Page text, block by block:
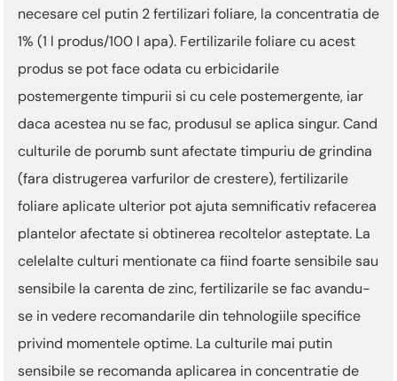
necesare cel putin 2 fertilizari foliare, la concentratia de
1% (1 l produs/100 l apa). Fertilizarile foliare cu acest
produs se pot face odata cu erbicidarile
postemergente timpurii si cu cele postemergente, iar
daca acestea nu se fac, produsul se aplica singur. Cand
culturile de porumb sunt afectate timpuriu de grindina
(fara distrugerea varfurilor de crestere), fertilizarile
foliare aplicate ulterior pot ajuta semnificativ refacerea
plantelor afectate si obtinerea recoltelor asteptate. La
celelalte culturi mentionate ca fiind foarte sensibile sau
sensibile la carenta de zinc, fertilizarile se fac avandu-
se in vedere recomandarile din tehnologiile specifice
privind momentele optime. La culturile mai putin
sensibile se recomanda aplicarea in concentratie de